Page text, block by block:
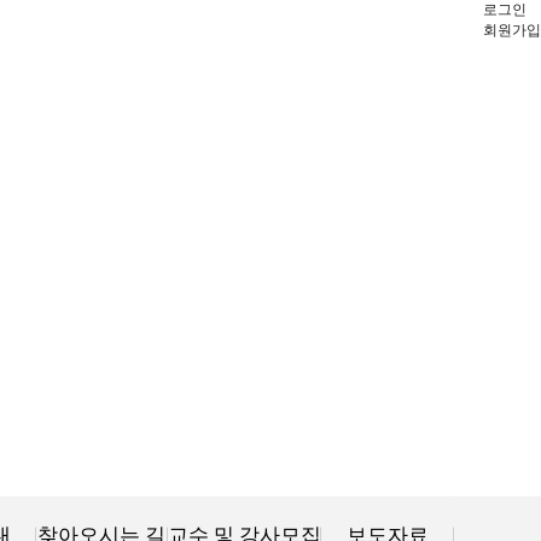
로그인
회원가입
찾아오시는 길 교수 및 강사모집 보도자료